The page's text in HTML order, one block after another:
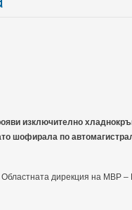
изключително
шофирала по
дирекция на МВР –